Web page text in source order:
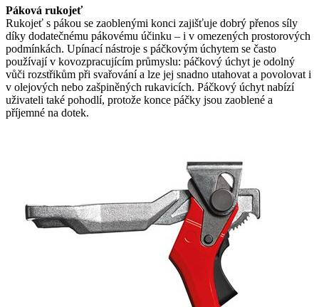
Páková rukojeť
Rukojeť s pákou se zaoblenými konci zajišťuje dobrý přenos síly
díky dodatečnému pákovému účinku – i v omezených prostorových
podmínkách. Upínací nástroje s páčkovým úchytem se často
používají v kovozpracujícím průmyslu: páčkový úchyt je odolný
vůči rozstřikům při svařování a lze jej snadno utahovat a povolovat i
v olejových nebo zašpiněných rukavicích. Páčkový úchyt nabízí
uživateli také pohodlí, protože konce páčky jsou zaoblené a
příjemné na dotek.